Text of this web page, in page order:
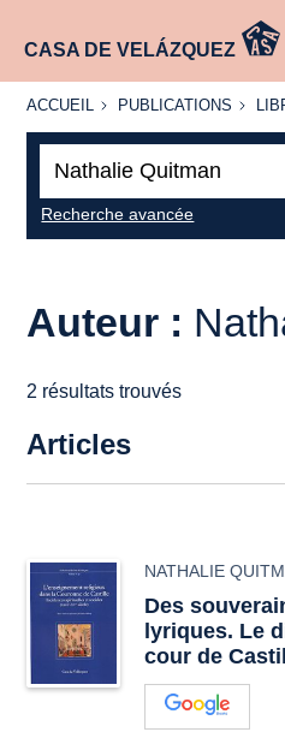
CASA DE VELÁZQUEZ
ACCUEIL
ACCUEIL PUBLICATIONS
PUBLICATIONS
Recherche avancée
Auteur :
2 résultats trouvés
Articles
NATHALIE
Des
lyriques. Le
cour de